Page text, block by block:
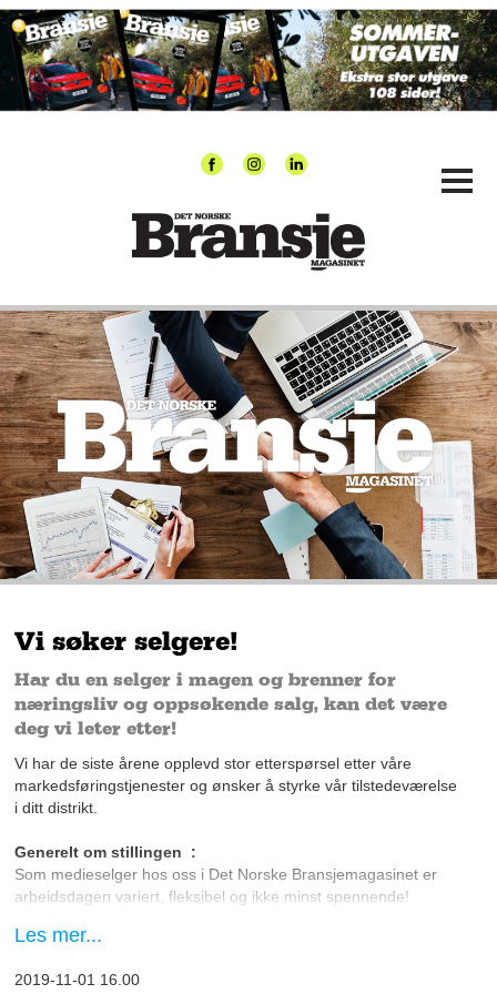
Vi søker selgere!
Har du en selger i magen og brenner for
næringsliv og oppsøkende salg, kan det være
deg vi leter etter!
Vi har de siste årene opplevd stor etterspørsel etter våre
markedsføringstjenester og ønsker å styrke vår tilstedeværelse
i ditt distrikt.
Generelt om stillingen :
Som medieselger hos oss i Det Norske Bransjemagasinet er
arbeidsdagen variert, fleksibel og ikke minst spennende!
spennende bedriftsledere og selge inn gode
Les mer...
2019-11-01 16.00